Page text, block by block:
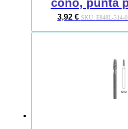
cono, punta
3,92 € SKU: E848L-314-